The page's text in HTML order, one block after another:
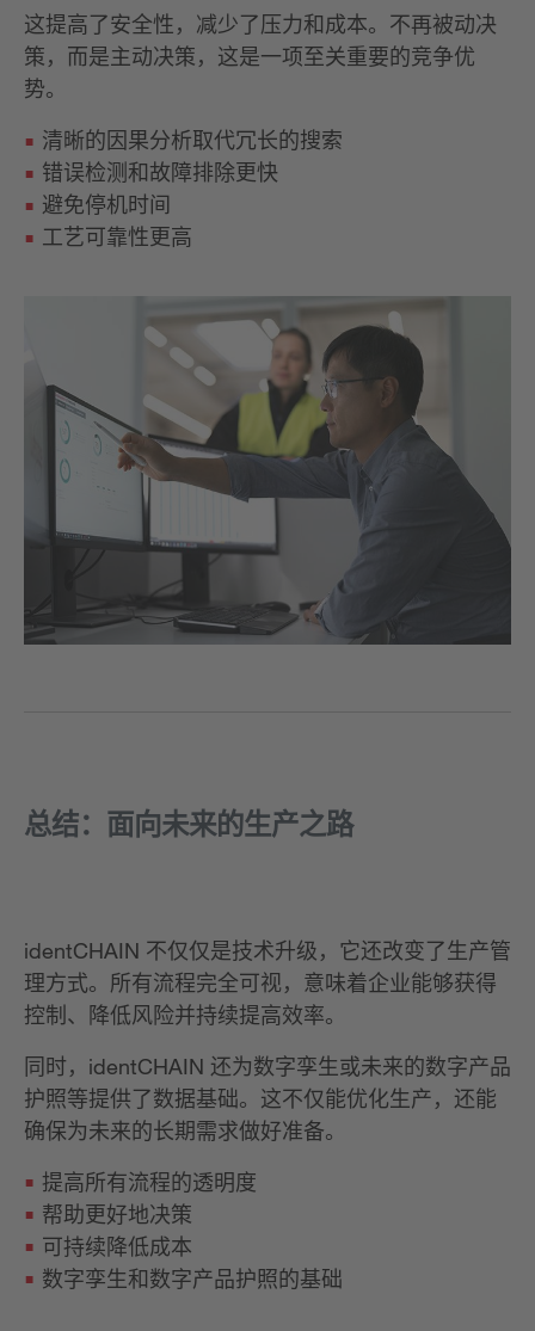
这提高了安全性，减少了压力和成本。不再被动决
策，而是主动决策，这是一项至关重要的竞争优
势。
清晰的因果分析取代冗长的搜索
错误检测和故障排除更快
避免停机时间
工艺可靠性更高
总结：面向未来的生产之路
identCHAIN 不仅仅是技术升级，它还改变了生产管
理方式。所有流程完全可视，意味着企业能够获得
控制、降低风险并持续提高效率。
同时，identCHAIN 还为数字孪生或未来的数字产品
护照等提供了数据基础。这不仅能优化生产，还能
确保为未来的长期需求做好准备。
提高所有流程的透明度
帮助更好地决策
可持续降低成本
数字孪生和数字产品护照的基础